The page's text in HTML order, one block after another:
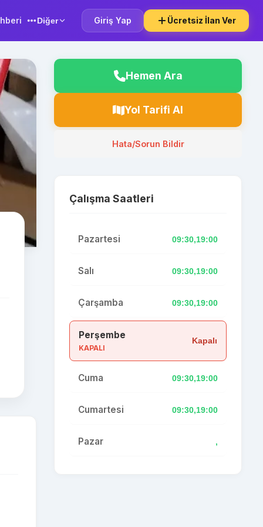
Diğer Giriş Yap Ücretsiz İlan Ver
Hemen Ara
Yol Tarifi Al
Hata/Sorun Bildir
Çalışma Saatleri
Pazartesi 09:30,19:00
Salı 09:30,19:00
Çarşamba 09:30,19:00
Perşembe
KAPALI
Kapalı
Cuma 09:30,19:00
Cumartesi 09:30,19:00
Pazar ,